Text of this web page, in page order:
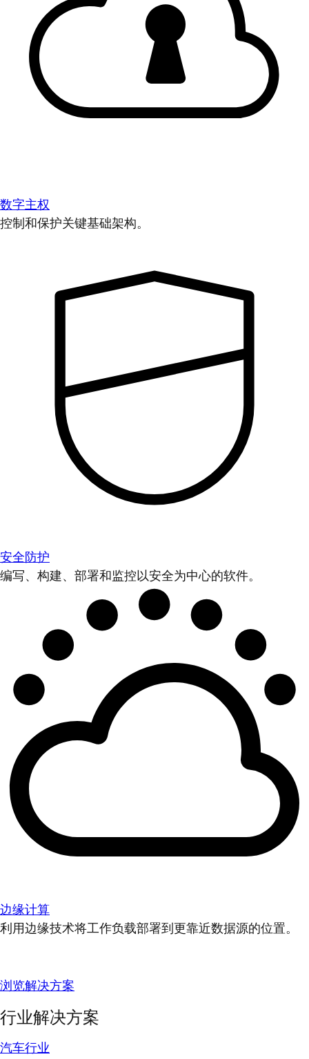
数字主权
控制和保护关键基础架构。
安全防护
编写、构建、部署和监控以安全为中心的软件。
边缘计算
利用边缘技术将工作负载部署到更靠近数据源的位置。
浏览解决方案
行业解决方案
汽车行业